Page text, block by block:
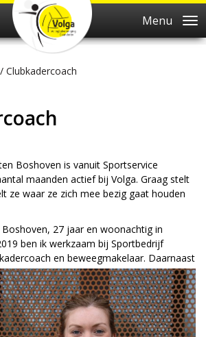
Menu
/ Clubkadercoach
Boshoven is vanuit Sportservice
maanden actief bij Volga. Graag stelt
ze waar ze zich mee bezig gaat houden
27 jaar en woonachtig in
ben ik werkzaam bij Sportbedrijf
en beweegmakelaar. Daarnaast